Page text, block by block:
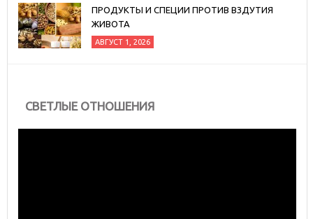
ПРОДУКТЫ И СПЕЦИИ ПРОТИВ ВЗДУТИЯ
ЖИВОТА
АВГУСТ 1, 2026
СВЕТЛЫЕ ОТНОШЕНИЯ